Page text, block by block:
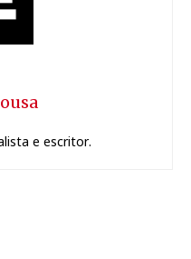
e escritor.